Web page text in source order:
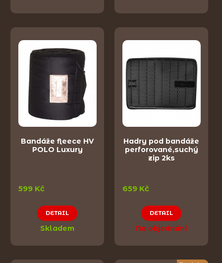
Bandáže fleece HV
POLO Luxury
599 Kč
DETAIL
Skladem
Hadry pod bandáže
perforované,suchý
zip 2ks
659 Kč
DETAIL
Na objednání